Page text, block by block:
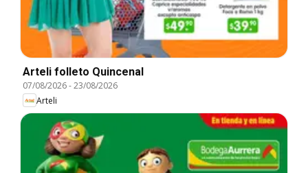
Arteli folleto Quincenal
07/08/2026-23/08/2026
Arteli